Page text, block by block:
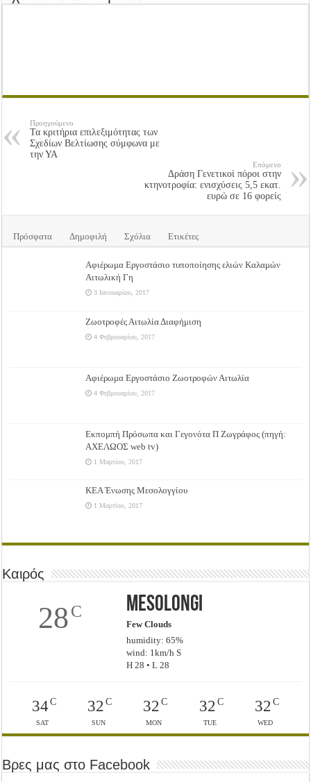
Προηγούμενο
Τα κριτήρια επιλεξιμότητας των
Σχεδίων Βελτίωσης σύμφωνα με
την ΥΑ
Επόμενο
Δράση Γενετικοί πόροι στην
κτηνοτροφία: ενισχύσεις 5,5 εκατ.
ευρώ σε 16 φορείς
Πρόσφατα Δημοφιλή Σχόλια Ετικέτες
Αφιέρωμα Εργοστάσιο τυποποίησης ελιών Καλαμών
Αιτωλική Γη
3 Ιανουαρίου, 2017
Ζωοτροφές Αιτωλία Διαφήμιση
4 Φεβρουαρίου, 2017
Αφιέρωμα Εργοστάσιο Ζωοτροφών Αιτωλία
4 Φεβρουαρίου, 2017
Εκπομπή Πρόσωπα και Γεγονότα Π Ζωγράφος (πηγή:
ΑΧΕΛΩΟΣ web tv)
1 Μαρτίου, 2017
ΚΕΑ Ένωσης Μεσολογγίου
1 Μαρτίου, 2017
Καιρός
28C Mesolongi
Few Clouds
humidity: 65%
wind: 1km/h S
H 28 • L 28
34C
SAT
32C
SUN
32 C
MON
32C
TUE
32C
WED
Βρες μας στο Facebook